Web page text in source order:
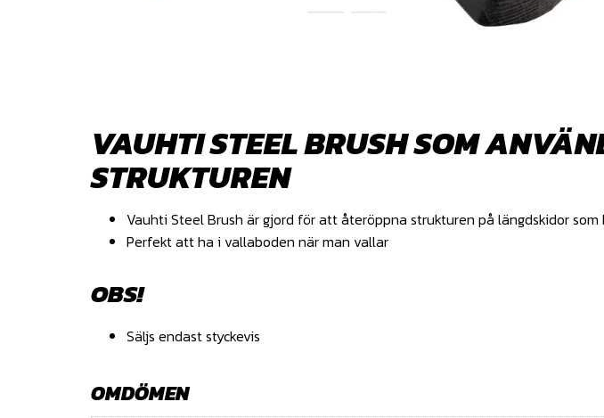
VAUHTI STEEL BRUSH SOM
STRUKTUREN
Vauhti Steel Brush är gjord för att återöppna strukturen på längdskidor
Perfekt att ha i vallaboden när man vallar
OBS!
Säljs endast styckevis
OMDÖMEN